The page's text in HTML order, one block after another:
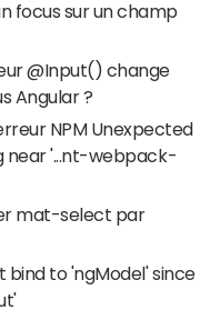
focus sur un champ
@Input() change
Angular ?
NPM Unexpected
near '...nt-webpack-
mat-select par
bind to 'ngModel' since